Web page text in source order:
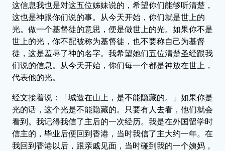
这信息我也是对这五位姊妹说的，希望你们能够听清楚，
这也是神跟你们说的事。从今天开始，你们就是世上的
光。做一个基督徒的意思，便是做世上的光。如果你不是
世上的光，你不配被称为基督徒，也不要称自己为基督
徒，这是羞辱了神的名字。我希望她们五位清楚圣经跟我
们说的信息。从今天开始，你们每一个都是神放在世上，
代表他的光。
经文接着说：「城造在山上，是不能隐藏的。」如果你是
光的话，这个光是不能隐藏的。只要有人去看，他们就会
看到。我记得我信了主后的一次经历。我是在外国留学时
信主的，毕业后便回到香港，当时我信了主大约一年。在
我回到香港以后，跟亲戚见面，当时碰到我的一个姨妈，